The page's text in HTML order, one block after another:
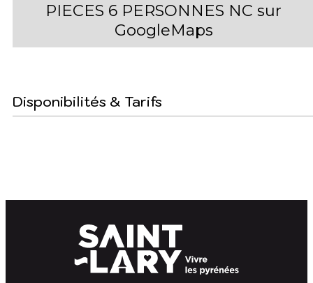
PIECES 6 PERSONNES NC sur
GoogleMaps
Disponibilités & Tarifs